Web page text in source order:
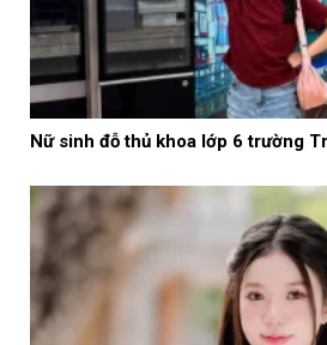
Nữ sinh đỗ thủ khoa lớp 6 trường